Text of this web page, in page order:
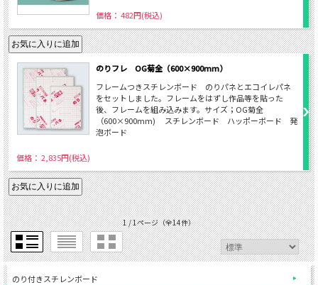
価格： 482円(税込)
のりフレ OG菊全（600×900mm）
フレームつきスチレンボード のりパネとエコイレパネ
をセットしました。フレームをはずし作品等を貼った
後、フレームを組み込みます。サイズ；OG菊全
（600×900mm) スチレンボード ハッポーボード 発
泡ボード
価格： 2,835円(税込)
1 / 1ページ（全14件）
のり付きスチレンボード